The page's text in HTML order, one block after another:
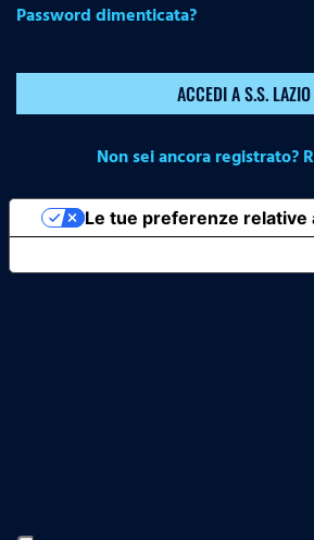
Password dimenticata?
ACCEDI A S.S. LAZIO
Non sei ancora registrato?
Le tue preferenze relative